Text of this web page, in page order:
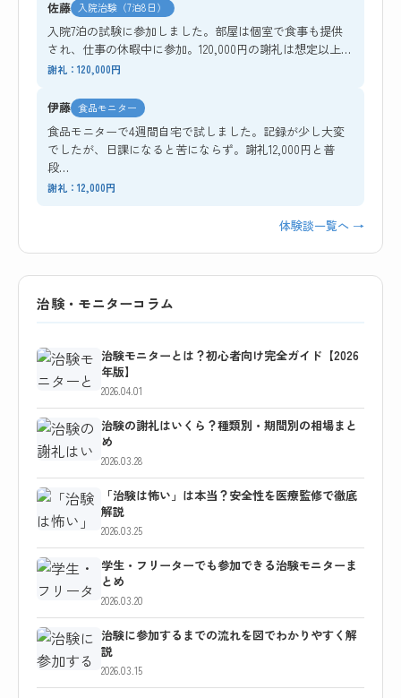
佐藤 入院治験（7泊8日）
入院7泊の試験に参加しました。部屋は個室で食事も提供
され、仕事の休暇中に参加。120,000円の謝礼は想定以上…
謝礼：120,000円
伊藤 食品モニター
食品モニターで4週間自宅で試しました。記録が少し大変
でしたが、日課になると苦にならず。謝礼12,000円と普
段…
謝礼：12,000円
体験談一覧へ →
治験・モニターコラム
治験モニターとは？初心者向け完全ガイド【2026
年版】
2026.04.01
治験の謝礼はいくら？種類別・期間別の相場まと
め
2026.03.28
「治験は怖い」は本当？安全性を医療監修で徹底
解説
2026.03.25
学生・フリーターでも参加できる治験モニターま
とめ
2026.03.20
治験に参加するまでの流れを図でわかりやすく解
説
2026.03.15